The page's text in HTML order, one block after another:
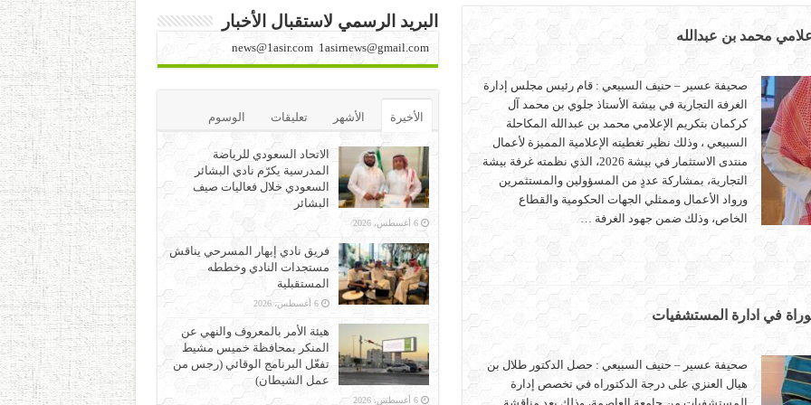
محمد بن عبدالله
صحيفة عسير – حنيف السبيعي : قام رئيس مجلس إدارة
الغرفة التجارية في بيشة الأستاذ جلوي بن محمد آل
كركمان بتكريم الإعلامي محمد بن عبدالله المكاحلة
السبيعي ، وذلك نظير تغطيته الإعلامية المميزة لأعمال
منتدى الاستثمار في بيشة 2026، الذي نظمته غرفة بيشة
التجارية، بمشاركة عددٍ من المسؤولين والمستثمرين
ورواد الأعمال وممثلي الجهات الحكومية والقطاع
الخاص، وذلك ضمن جهود الغرفة …
في ادارة المستشفيات
صحيفة عسير – حنيف السبيعي : حصل الدكتور طلال بن
هيال العنزي على درجة الدكتوراه في تخصص إدارة
البريد الرسمي لاستقبال الأخبار
news@1asir.com 1asirnews@gmail.com
الأخيرة الأشهر تعليقات الوسوم
الاتحاد السعودي للرياضة
المدرسية يكرّم نادي البشائر
السعودي خلال فعاليات صيف
البشائر
6 أغسطس، 2026
فريق نادي إبهار المسرحي يناقش
مستجدات النادي وخططه
المستقبلية
6 أغسطس، 2026
هيئة الأمر بالمعروف والنهي عن
المنكر بمحافظة خميس مشيط
تفعّل البرنامج الوقائي (رجس من
عمل الشيطان)
6 أغسطس، 2026